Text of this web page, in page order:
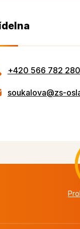
+420 566 782 280
soukalova@zs-